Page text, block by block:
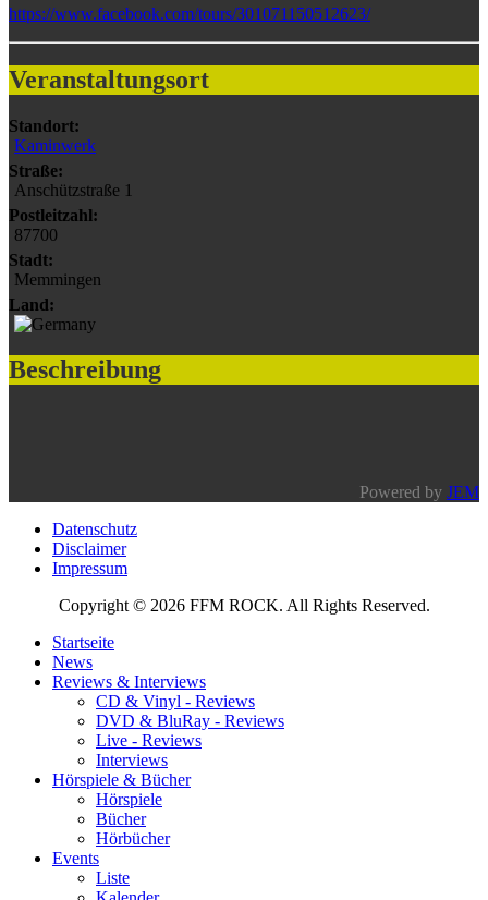
https://www.facebook.com/tours/301071150512623/
Veranstaltungsort
Standort:
Kaminwerk
Straße:
Anschützstraße 1
Postleitzahl:
87700
Stadt:
Memmingen
Land:
Beschreibung
Powered by JEM
Datenschutz
Disclaimer
Impressum
Copyright © 2026 FFM ROCK. All Rights Reserved.
Startseite
News
Reviews & Interviews
CD & Vinyl - Reviews
DVD & BluRay - Reviews
Live - Reviews
Interviews
Hörspiele & Bücher
Hörspiele
Bücher
Hörbücher
Events
Liste